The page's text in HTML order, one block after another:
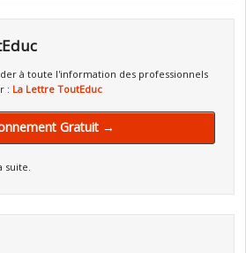
à toute l'information des professionnels
: La Lettre ToutEduc
Gratuit →
suite.